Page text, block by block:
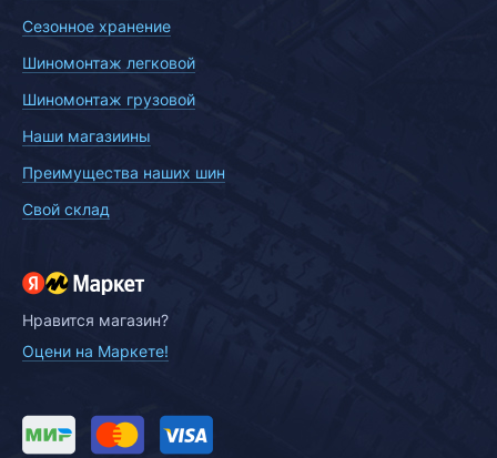
Сезонное хранение
Шиномонтаж легковой
Шиномонтаж грузовой
Наши магазиины
Преимущества наших шин
Свой склад
Нравится магазин?
Оцени на Маркете!